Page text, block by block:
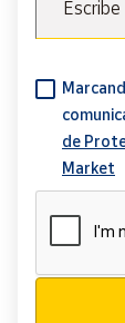
Escribe
de
Market